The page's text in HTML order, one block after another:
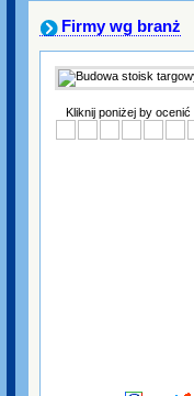
Firmy wg branż
Kliknij poniżej by ocenić